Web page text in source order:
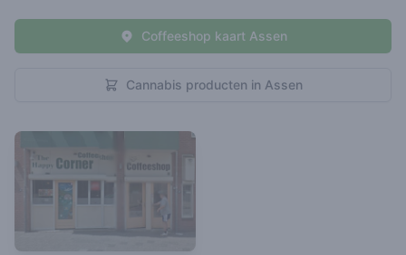
Cannabis producten in Assen
Coffeeshop kaart Assen